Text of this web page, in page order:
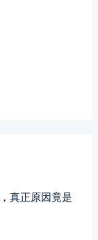
真正原因竟是